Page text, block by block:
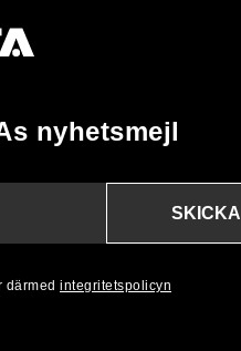
nyhetsmejl
SKICKA
därmed integritetspolicyn